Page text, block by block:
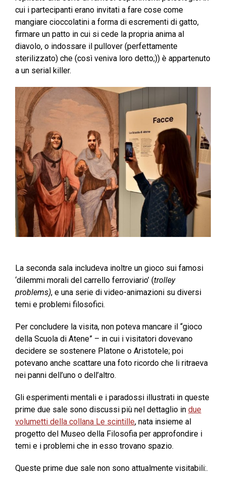
cui i partecipanti erano invitati a fare cose come
mangiare cioccolatini a forma di escrementi di gatto,
firmare un patto in cui si cede la propria anima al
diavolo, o indossare il pullover (perfettamente
sterilizzato) che (così veniva loro detto;)) è appartenuto
a un serial killer.
La seconda sala includeva inoltre un gioco sui famosi
‘dilemmi morali del carrello ferroviario’ (trolley
problems), e una serie di video-animazioni su diversi
temi e problemi filosofici.
Per concludere la visita, non poteva mancare il “gioco
della Scuola di Atene” – in cui i visitatori dovevano
decidere se sostenere Platone o Aristotele; poi
potevano anche scattare una foto ricordo che li ritraeva
nei panni dell’uno o dell’altro.
Gli esperimenti mentali e i paradossi illustrati in queste
prime due sale sono discussi più nel dettaglio in due
volumetti della collana Le scintille, nata insieme al
progetto del Museo della Filosofia per approfondire i
temi e i problemi che in esso trovano spazio.
Queste prime due sale non sono attualmente visitabili:.